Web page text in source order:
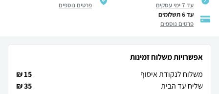
עד 7 ימי עסקים
פרטים נוספים
עד 6 תשלומים
פרטים נוספים
אפשרויות משלוח זמינות
משלוח לנקודת איסוף
15 ₪
שליח עד הבית
35 ₪